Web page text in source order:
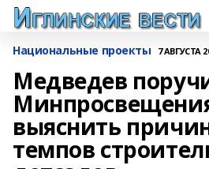
Национальные проекты 7 АВГУСТА
Медведев
выяснить
темпов